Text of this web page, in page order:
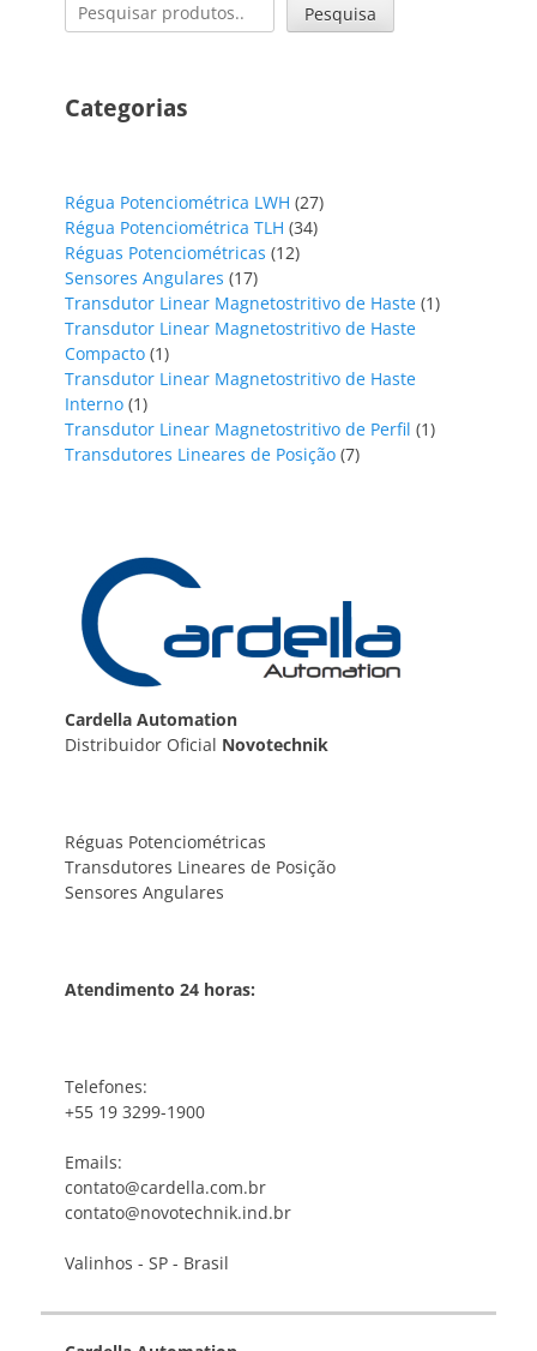
Pesquisa
Categorias
Régua Potenciométrica LWH 2727
Régua Potenciométrica TLH 3434
Réguas Potenciométricas 1212
Sensores Angulares 1717
produtos
Transdutor Linear Magnetostritivo de Haste 11
Transdutor Linear Magnetostritivo de Haste
Compacto 11
produto
Transdutor Linear Magnetostritivo de Haste
Interno 11
produto
Transdutor Linear Magnetostritivo de Perfil 11
Transdutores Lineares de Posição 77
Cardella Automation
Distribuidor Oficial Novotechnik
Réguas Potenciométricas
Transdutores Lineares de Posição
Sensores Angulares
Atendimento 24 horas:
Telefones:
+55 19 3299-1900
Emails:
contato@cardella.com.br
contato@novotechnik.ind.br
Valinhos - SP - Brasil